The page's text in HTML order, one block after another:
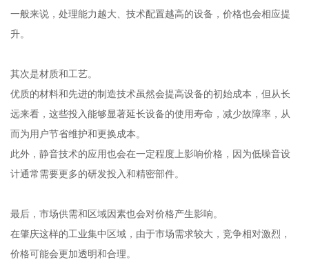
一般来说，处理能力越大、技术配置越高的设备，价格也会相应提
升。
其次是材质和工艺。
优质的材料和先进的制造技术虽然会提高设备的初始成本，但从长
远来看，这些投入能够显著延长设备的使用寿命，减少故障率，从
而为用户节省维护和更换成本。
此外，静音技术的应用也会在一定程度上影响价格，因为低噪音设
计通常需要更多的研发投入和精密部件。
最后，市场供需和区域因素也会对价格产生影响。
在肇庆这样的工业集中区域，由于市场需求较大，竞争相对激烈，
价格可能会更加透明和合理。